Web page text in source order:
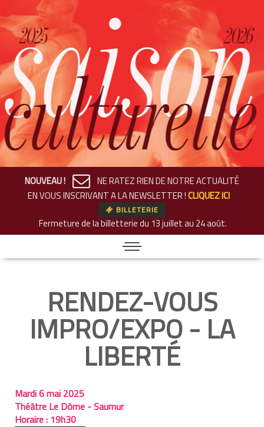
NOUVEAU !
NE RATEZ RIEN DE NOTRE ACTUALITÉ
EN VOUS INSCRIVANT A LA NEWSLETTER !CLIQUEZ ICI
BILLETERIE
Fermeture de la billetteriedu 13 juillet au 24 août.
RENDEZ-VOUS
IMPRO/EXPO - LA
LIBERTÉ
Mardi 6 mai 2025
Théâtre Le Dôme - Saumur
Horaire : 19h30